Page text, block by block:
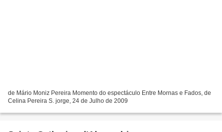
de Mário Moniz Pereira Momento do espectáculo Entre Mornas e Fados, de
Celina Pereira S. jorge, 24 de Julho de 2009